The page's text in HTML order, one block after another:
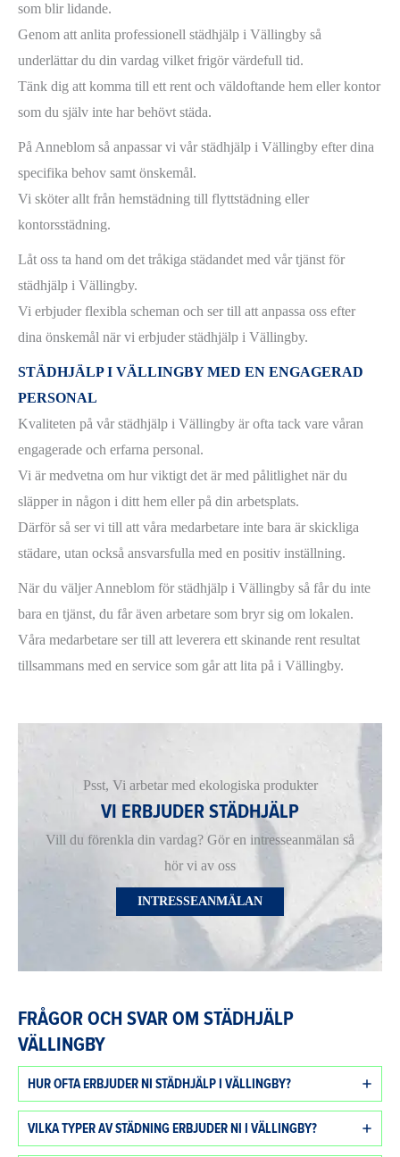
som blir lidande.
Genom att anlita professionell städhjälp i Vällingby så
underlättar du din vardag vilket frigör värdefull tid.
Tänk dig att komma till ett rent och väldoftande hem eller kontor
som du själv inte har behövt städa.
På Anneblom så anpassar vi vår städhjälp i Vällingby efter dina
specifika behov samt önskemål.
Vi sköter allt från hemstädning till flyttstädning eller
kontorsstädning.
Låt oss ta hand om det tråkiga städandet med vår tjänst för
städhjälp i Vällingby.
Vi erbjuder flexibla scheman och ser till att anpassa oss efter
dina önskemål när vi erbjuder städhjälp i Vällingby.
STÄDHJÄLP I VÄLLINGBY MED EN ENGAGERAD
PERSONAL
Kvaliteten på vår städhjälp i Vällingby är ofta tack vare våran
engagerade och erfarna personal.
Vi är medvetna om hur viktigt det är med pålitlighet när du
släpper in någon i ditt hem eller på din arbetsplats.
Därför så ser vi till att våra medarbetare inte bara är skickliga
städare, utan också ansvarsfulla med en positiv inställning.
När du väljer Anneblom för städhjälp i Vällingby så får du inte
bara en tjänst, du får även arbetare som bryr sig om lokalen.
Våra medarbetare ser till att leverera ett skinande rent resultat
tillsammans med en service som går att lita på i Vällingby.
Psst, Vi arbetar med ekologiska produkter
VI ERBJUDER STÄDHJÄLP
Vill du förenkla din vardag? Gör en intresseanmälan så
hör vi av oss
INTRESSEANMÄLAN
FRÅGOR OCH SVAR OM STÄDHJÄLP
VÄLLINGBY
HUR OFTA ERBJUDER NI STÄDHJÄLP I VÄLLINGBY?
VILKA TYPER AV STÄDNING ERBJUDER NI I VÄLLINGBY?